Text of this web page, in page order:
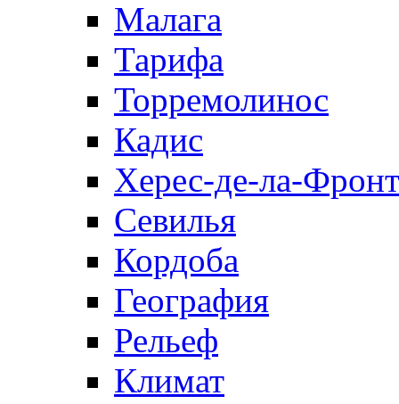
Малага
Тарифа
Торремолинос
Кадис
Херес-де-ла-
Севилья
Кордоба
География
Рельеф
Климат